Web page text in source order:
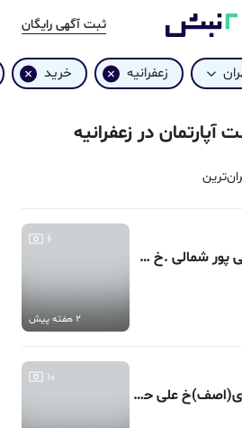
ثبت آگهی رایگان
زعفرانیه خرید
در زعفرانیه
153 متر، زعفرانیه، ماکویی پور شمالی .خ حسین خانی
6
2 هفته پیش
320 متر، زعفرانیه، اعجازی(اصف)خ علی حسینی.
10